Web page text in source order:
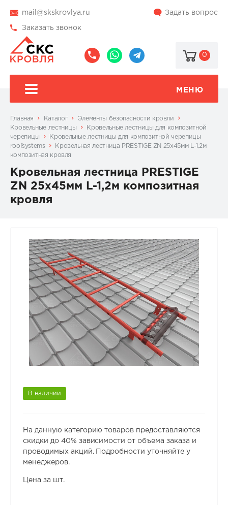
mail@skskrovlya.ru Задать вопрос
Заказать звонок
0
МЕНЮ
Главная Каталог
Элементы безопасности кровли
Кровельные лестницы
Кровельные лестницы для композитной
черепицы
Кровельные лестницы для композитной черепицы
roofsystems
Кровельная лестница PRESTIGE ZN 25х45мм L-1,2м
композитная кровля
Кровельная лестница PRESTIGE
ZN 25х45мм L-1,2м композитная
кровля
В наличии
На данную категорию товаров предоставляются
скидки до 40% зависимости от объема заказа и
проводимых акций. Подробности уточняйте у
менеджеров.
Цена за шт.